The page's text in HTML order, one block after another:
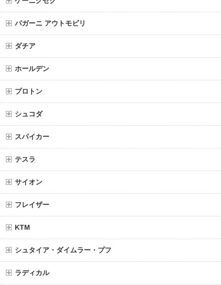
パガーニ アウトモビリ
ダチア
ホールデン
プロトン
シュコダ
スパイカー
テスラ
サイオン
フレイザー
KTM
シュタイア・ダイムラー・プフ
ラディカル